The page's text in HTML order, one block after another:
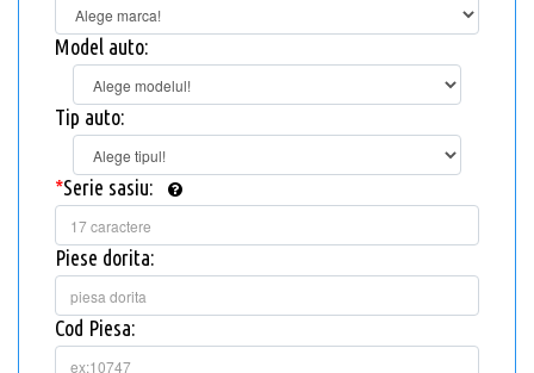
Model auto:
Tip auto:
*Serie sasiu:
Piese dorita:
Cod Piesa: